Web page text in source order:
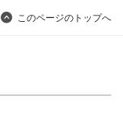
このページのトップへ